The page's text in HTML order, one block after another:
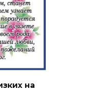
на